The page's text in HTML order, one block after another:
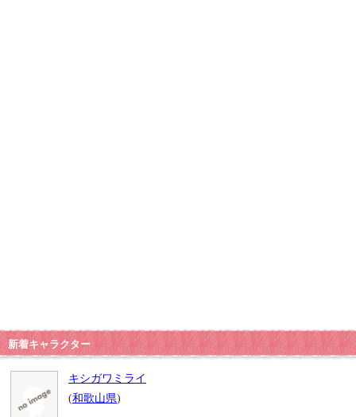
新着キャラクター
キシガワミライ
(和歌山県)